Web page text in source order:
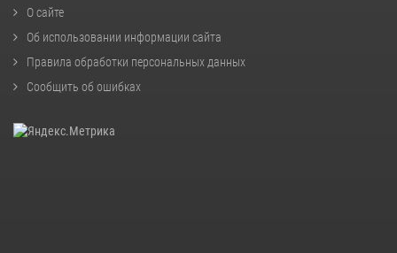
О сайте
Об использовании информации сайта
Правила обработки персональных данных
Сообщить об ошибках